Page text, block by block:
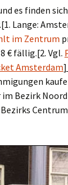
es finden
Lange:
im Zentrum
€ fällig.[2. Vgl.
Amsterdam]
Bezirk